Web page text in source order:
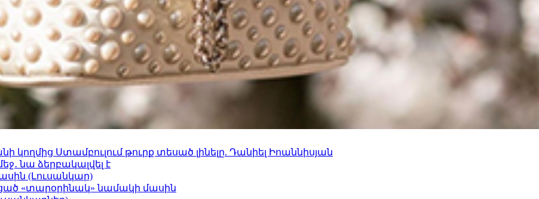
Ստամբուլում թուրք տեսած լինելը. Դանիել Իոաննիսյան
նա ձերբակալվել է
(Լուսանկար)
«տարօրինակ» նամակի մասին